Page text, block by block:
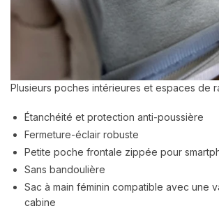
Plusieurs poches intérieures et espaces de
Étanchéité et protection anti-poussière
Fermeture-éclair robuste
Petite poche frontale zippée pour
Sans bandoulière
Sac à main féminin compatible avec une
cabine